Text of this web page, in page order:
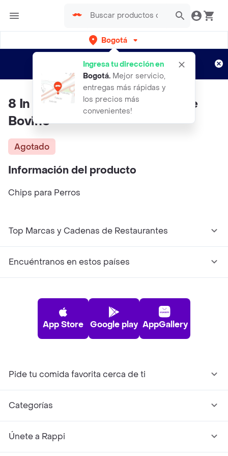
Bogotá
Ingresa tu dirección en
Bogotá. Mejor servicio,
entregas más rápidas y
los precios más
convenientes!
envíos gratis por semanas
Aplican TyC
8 In 1 Delicias Chips Carnaza de
Bovino
Agotado
Información del producto
Chips para Perros
Top Marcas y Cadenas de Restaurantes
Encuéntranos en estos países
App Store Google play AppGallery
Pide tu comida favorita cerca de ti
Categorías
Únete a Rappi